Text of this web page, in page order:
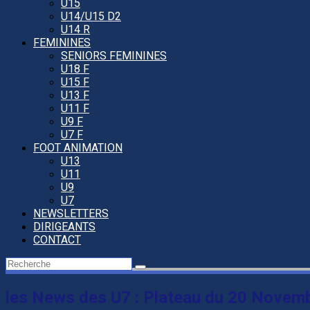
U15
U14/U15 D2
U14 R
FEMININES
SENIORS FEMININES
U18 F
U15 F
U13 F
U11 F
U9 F
U7 F
FOOT ANIMATION
U13
U11
U9
U7
NEWSLETTERS
DIRIGEANTS
CONTACT
les News des U7 : Plateau du 20